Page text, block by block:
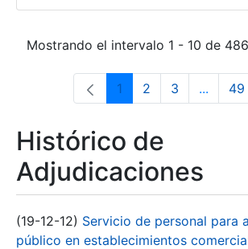
Mostrando el intervalo 1 - 10 de
Página
1 Página
2 Página
3 ... 49
Histórico de
Adjudicaciones
(19-12-12) Servicio de personal para
público en establecimientos